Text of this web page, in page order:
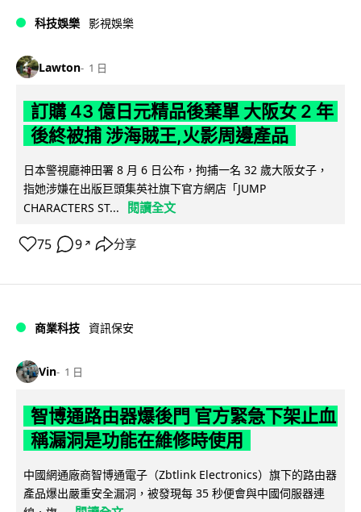
科技娛樂 影視娛樂
Lawton 1 日
訂購 43 億日元精品後棄單 大阪女 2 年
後終被捕 涉海賊王,火影周邊產品
日本警視廳神田署 8 月 6 日公布，拘捕一名 32 歲大阪女子，
指她涉嫌在出版巨頭集英社旗下官方網店「JUMP
CHARACTERS ST...
閱讀全文
75 9 ↗ 分享
商業科技 資訊保安
Vin 1 日
智博通路由器爆後門 官方緊急下架止血
稱漏洞是功能在維修時使用
中國網通廠商智博通電子（Zbtlink Electronics）旗下的路由器
產品爆出嚴重安全漏洞，被發現每 35 秒便會與中國伺服器連